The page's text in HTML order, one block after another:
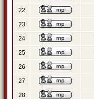
22
23
24
25
26
27
28